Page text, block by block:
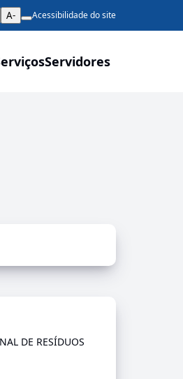
A- Acessibilidade do site
Servidores
DE RESÍDUOS